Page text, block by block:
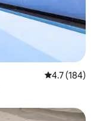
औसत रेटिंग 5 में
4.7 (184)